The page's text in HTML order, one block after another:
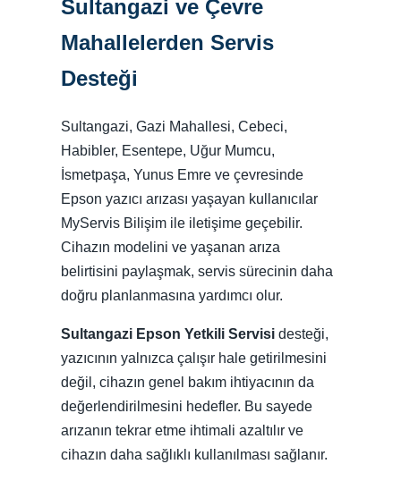
Sultangazi ve Çevre
Mahallelerden Servis
Desteği
Sultangazi, Gazi Mahallesi, Cebeci,
Habibler, Esentepe, Uğur Mumcu,
İsmetpaşa, Yunus Emre ve çevresinde
Epson yazıcı arızası yaşayan kullanıcılar
MyServis Bilişim ile iletişime geçebilir.
Cihazın modelini ve yaşanan arıza
belirtisini paylaşmak, servis sürecinin daha
doğru planlanmasına yardımcı olur.
Sultangazi Epson Yetkili Servisi desteği,
yazıcının yalnızca çalışır hale getirilmesini
değil, cihazın genel bakım ihtiyacının da
değerlendirilmesini hedefler. Bu sayede
arızanın tekrar etme ihtimali azaltılır ve
cihazın daha sağlıklı kullanılması sağlanır.